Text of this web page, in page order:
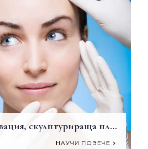
Био-Активация, скулптурираща пластика на лице
НАУЧИ ПОВЕЧЕ